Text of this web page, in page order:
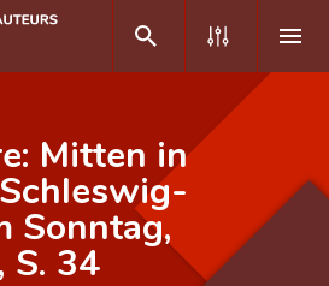
Mitten in
Sonntag,
S. 34